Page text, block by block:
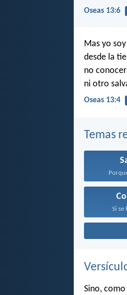
Oseas 13:6
Mas yo
desde la
no
ni otro
Oseas 13:4
Temas
Si se
Sino,